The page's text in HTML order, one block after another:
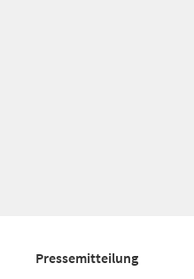
Pressemitteilung